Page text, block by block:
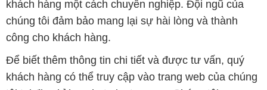
khách hàng một cách chuyên nghiệp. Đội ngũ của
chúng tôi đảm bảo mang lại sự hài lòng và thành
công cho khách hàng.
Để biết thêm thông tin chi tiết và được tư vấn, quý
khách hàng có thể truy cập vào trang web của chúng